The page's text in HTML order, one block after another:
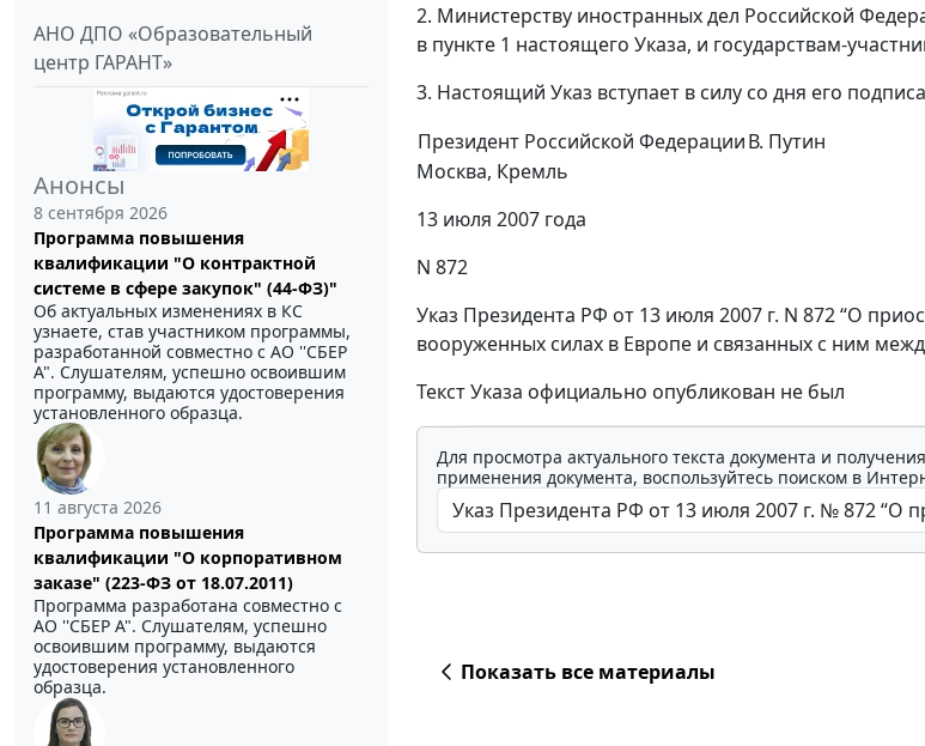
АНО ДПО «Образовательный
центр ГАРАНТ»
Анонсы
8 сентября 2026
Программа повышения
квалификации "О контрактной
системе в сфере закупок" (44-ФЗ)"
Об актуальных изменениях в КС
узнаете, став участником программы,
разработанной совместно с АО ''СБЕР
А". Слушателям, успешно освоившим
программу, выдаются удостоверения
установленного образца.
11 августа 2026
Программа повышения
квалификации "О корпоративном
заказе" (223-ФЗ от 18.07.2011)
Программа разработана совместно с
АО ''СБЕР А". Слушателям, успешно
освоившим программу, выдаются
удостоверения установленного
образца.
2. Министерству иностранных дел Российской
в пункте 1 настоящего Указа, и государствам-
3. Настоящий Указ вступает в силу со дня его
Президент Российской ФедерацииВ. Путин
Москва, Кремль
13 июля 2007 года
N 872
Указ Президента РФ от 13 июля 2007 г. N 872 “О
вооруженных силах в Европе и связанных с ним
Текст Указа официально опубликован не был
Для просмотра актуального текста документа и
применения документа, воспользуйтесь поиском в
Показать все материалы